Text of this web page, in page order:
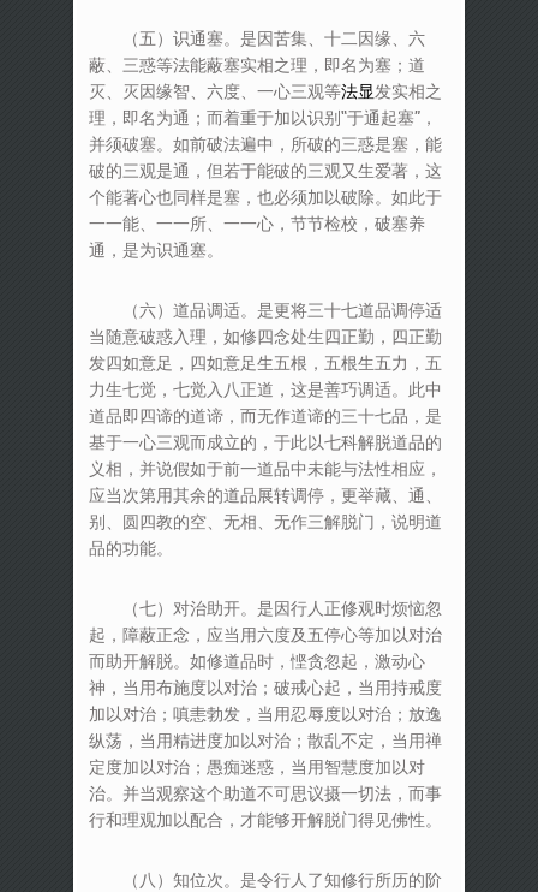
（五）识通塞。是因苦集、十二因缘、六
蔽、三惑等法能蔽塞实相之理，即名为塞；道
灭、灭因缘智、六度、一心三观等法显发实相之
理，即名为通；而着重于加以识别“于通起塞”，
并须破塞。如前破法遍中，所破的三惑是塞，能
破的三观是通，但若于能破的三观又生爱著，这
个能著心也同样是塞，也必须加以破除。如此于
一一能、一一所、一一心，节节检校，破塞养
通，是为识通塞。
（六）道品调适。是更将三十七道品调停适
当随意破惑入理，如修四念处生四正勤，四正勤
发四如意足，四如意足生五根，五根生五力，五
力生七觉，七觉入八正道，这是善巧调适。此中
道品即四谛的道谛，而无作道谛的三十七品，是
基于一心三观而成立的，于此以七科解脱道品的
义相，并说假如于前一道品中未能与法性相应，
应当次第用其余的道品展转调停，更举藏、通、
别、圆四教的空、无相、无作三解脱门，说明道
品的功能。
（七）对治助开。是因行人正修观时烦恼忽
起，障蔽正念，应当用六度及五停心等加以对治
而助开解脱。如修道品时，悭贪忽起，激动心
神，当用布施度以对治；破戒心起，当用持戒度
加以对治；嗔恚勃发，当用忍辱度以对治；放逸
纵荡，当用精进度加以对治；散乱不定，当用禅
定度加以对治；愚痴迷惑，当用智慧度加以对
治。并当观察这个助道不可思议摄一切法，而事
行和理观加以配合，才能够开解脱门得见佛性。
（八）知位次。是令行人了知修行所历的阶